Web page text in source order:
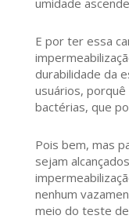
E por ter essa
durabilidade da
usuários,
bactérias, que
Pois bem, mas
sejam
nenhum
meio do teste